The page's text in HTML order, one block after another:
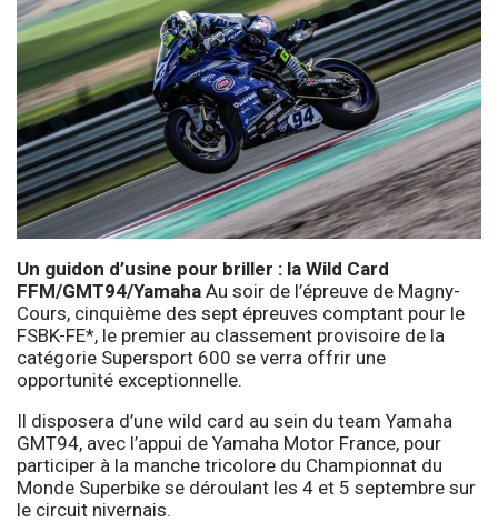
Un guidon d’usine pour briller : la Wild Card
FFM/GMT94/Yamaha Au soir de l’épreuve de Magny-
Cours, cinquième des sept épreuves comptant pour le
FSBK-FE*, le premier au classement provisoire de la
catégorie Supersport 600 se verra offrir une
opportunité exceptionnelle.
Il disposera d’une wild card au sein du team Yamaha
GMT94, avec l’appui de Yamaha Motor France, pour
participer à la manche tricolore du Championnat du
Monde Superbike se déroulant les 4 et 5 septembre sur
le circuit nivernais.